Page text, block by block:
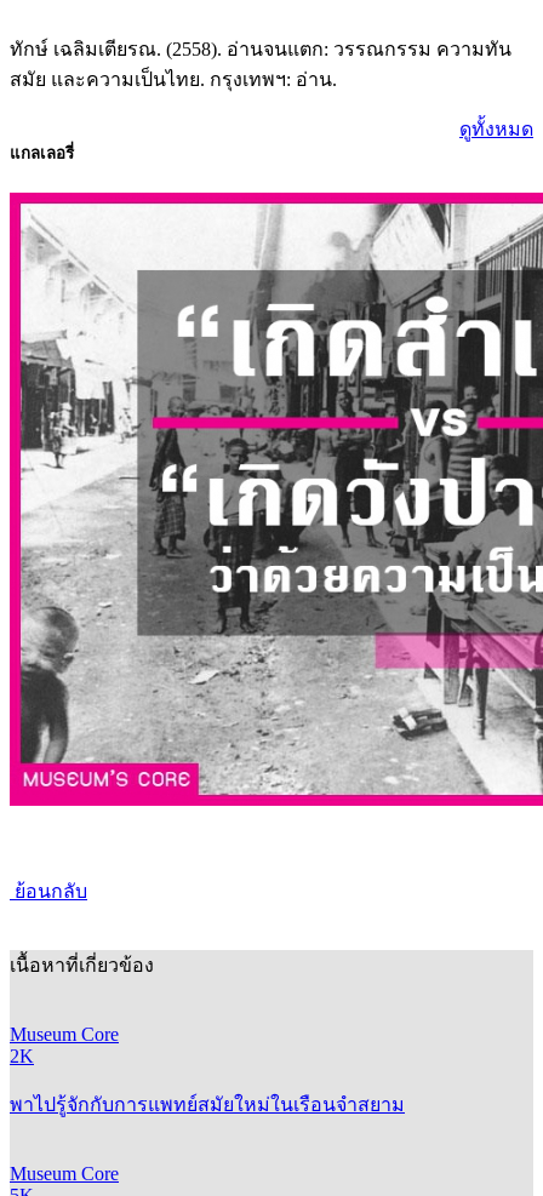
สมัย และความเป็นไทย. กรุงเทพฯ: อ่าน.
2K
พาไปรู้จักกับการแพทย์สมัยใหม่ในเรือนจำสยาม
5K